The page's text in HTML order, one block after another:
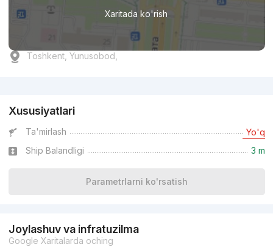
Xaritada ko'rish
Toshkent, Yunusobod,
Xususiyatlari
Ta'mirlash Yo'q
Ship Balandligi 3 m
Parametrlarni ko'rsatish
Joylashuv va infratuzilma
Google Xaritalarda oching